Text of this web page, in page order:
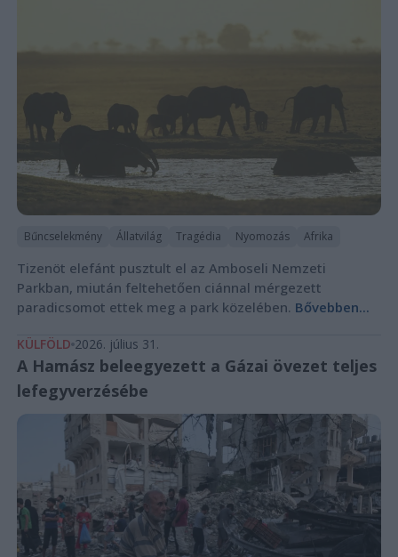
Bűncselekmény Állatvilág Tragédia Nyomozás Afrika
Tizenöt elefánt pusztult el az Amboseli Nemzeti
Parkban, miután feltehetően ciánnal mérgezett
paradicsomot ettek meg a park közelében. Bővebben...
KÜLFÖLD 2026. július 31.
A Hamász beleegyezett a Gázai övezet teljes
lefegyverzésébe